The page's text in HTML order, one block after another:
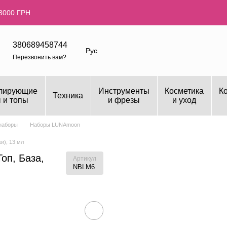
ГРН
380689458744
Перезвонить вам?
Рус
и топы
Техника
Инструменты
и фрезы
Косметика
и уход
Наборы LUNAmoon
13 мл
База,
Артикул
NBLM6